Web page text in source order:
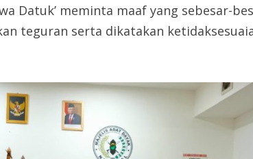
Datuk’ meminta maaf yang sebesar-
teguran serta dikatakan